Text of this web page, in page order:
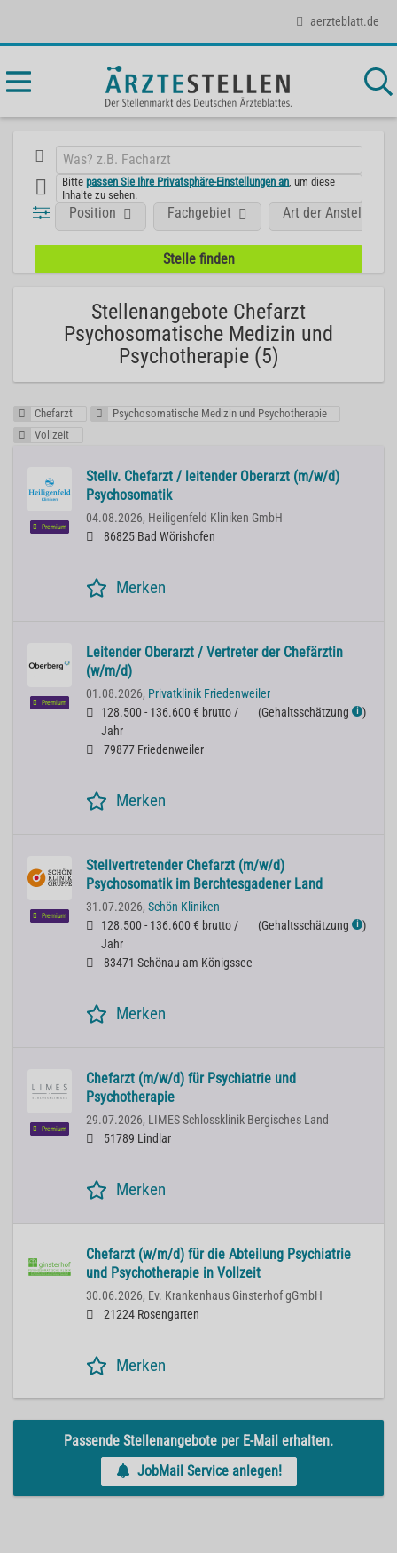
aerzteblatt.de
Bittepassen Sie Ihre Privatsphäre-Einstellungen an , um diese
Inhalte zu sehen.
Position Fachgebiet Art der Anstellung
Stellenangebote Chefarzt
Psychosomatische Medizin und
Psychotherapie (5)
Chefarzt
Psychosomatische Medizin und Psychotherapie
Vollzeit
Premium
Stellv. Chefarzt / leitender Oberarzt (m/w/d)
Psychosomatik
04.08.2026, Heiligenfeld Kliniken GmbH
86825 Bad Wörishofen
Merken
Premium
Leitender Oberarzt / Vertreter der Chefärztin
(w/m/d)
01.08.2026, Privatklinik Friedenweiler
128.500 - 136.600 € brutto /
Jahr
(Gehaltsschätzung ℹ )
79877 Friedenweiler
Merken
Premium
Stellvertretender Chefarzt (m/w/d)
Psychosomatik im Berchtesgadener Land
31.07.2026, Schön Kliniken
128.500 - 136.600 € brutto /
Jahr
(Gehaltsschätzung ℹ )
83471 Schönau am Königssee
Merken
Premium
Chefarzt (m/w/d) für Psychiatrie und
Psychotherapie
29.07.2026, LIMES Schlossklinik Bergisches Land
51789 Lindlar
Merken
Chefarzt (w/m/d) für die Abteilung Psychiatrie
und Psychotherapie in Vollzeit
30.06.2026, Ev. Krankenhaus Ginsterhof gGmbH
21224 Rosengarten
Merken
Passende Stellenangebote per E-Mail erhalten.
JobMail Service anlegen!